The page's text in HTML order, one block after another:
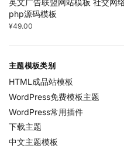
英文广告联盟网站模板 社交网
php源码模板
¥49.00
主题模板类别
HTML成品站模板
WordPress免费模板主题
WordPress常用插件
下载主题
中文主题模板